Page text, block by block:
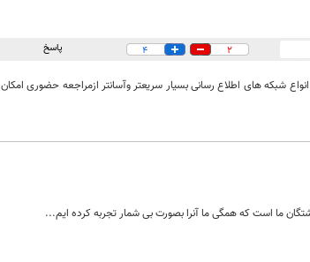
2
4 پاسخ
شبکه های اطلاع رسانی بسیار سریعتر وآسانتر ازمراجعه حضوری امکان
ما است که همگی ما آنرا بصورت بی شمار تجربه کرده ایم...